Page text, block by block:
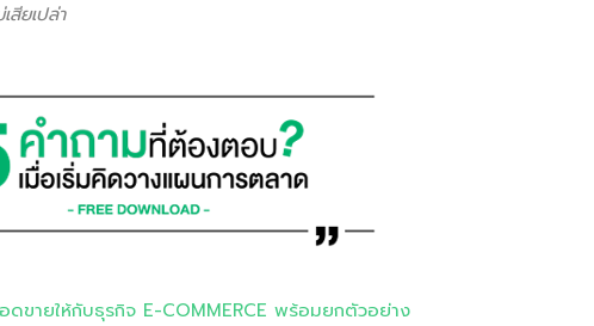
ยเปล่า
ขายให้กับธุรกิจ E-COMMERCE พร้อมยกตัวอย่าง